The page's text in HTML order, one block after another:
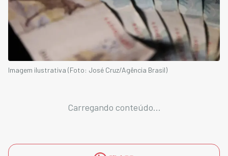
Imagem ilustrativa (Foto: José Cruz/Agência Brasil)
Carregando conteúdo...